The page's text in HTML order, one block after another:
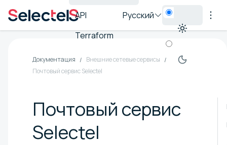
API
Terraform
Русский
Документация
Внешние сетевые сервисы
Почтовый сервис Selectel
Почтовый сервис
Selectel